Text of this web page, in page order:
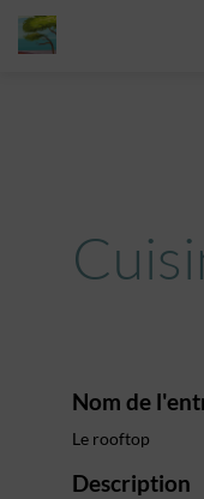
Nom de
Le rooftop
Description